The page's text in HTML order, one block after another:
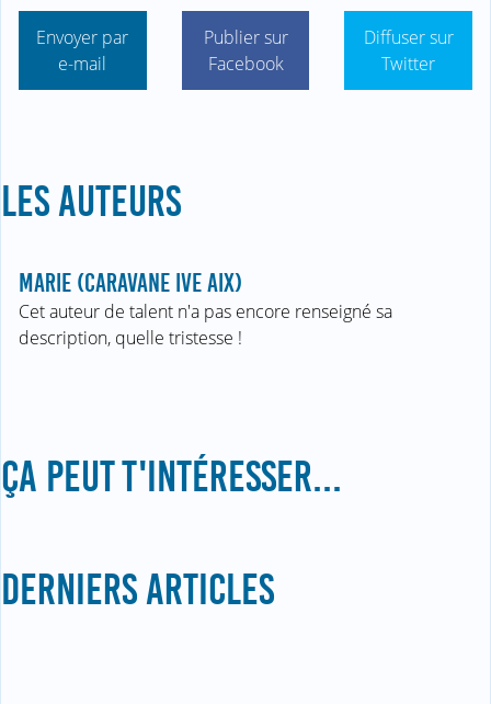
Envoyer par
e-mail
Publier sur
Facebook
Diffuser sur
Twitter
LES AUTEURS
MARIE (CARAVANE IVE AIX)
Cet auteur de talent n'a pas encore renseigné sa
description, quelle tristesse !
ÇA PEUT T'INTÉRESSER...
DERNIERS ARTICLES